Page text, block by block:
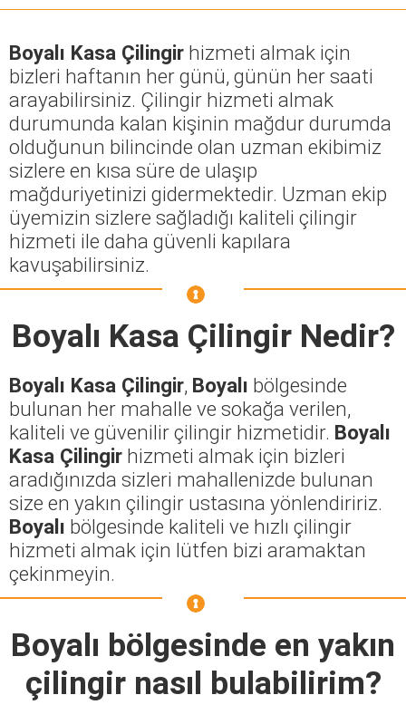
Boyalı Kasa Çilingir hizmeti almak için
bizleri haftanın her günü, günün her saati
arayabilirsiniz. Çilingir hizmeti almak
durumunda kalan kişinin mağdur durumda
olduğunun bilincinde olan uzman ekibimiz
sizlere en kısa süre de ulaşıp
mağduriyetinizi gidermektedir. Uzman ekip
üyemizin sizlere sağladığı kaliteli çilingir
hizmeti ile daha güvenli kapılara
kavuşabilirsiniz.
Boyalı Kasa ÇilingirNedir?
Boyalı Kasa Çilingir, Boyalı bölgesinde
bulunan her mahalle ve sokağa verilen,
kaliteli ve güvenilir çilingir hizmetidir. Boyalı
Kasa Çilingir hizmeti almak için bizleri
aradığınızda sizleri mahallenizde bulunan
size en yakın çilingir ustasına yönlendiririz.
Boyalı bölgesinde kaliteli ve hızlı çilingir
hizmeti almak için lütfen bizi aramaktan
çekinmeyin.
Boyalı bölgesinde en yakın
çilingir nasıl bulabilirim?